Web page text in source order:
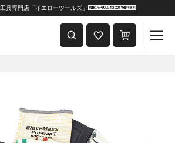
まして
具専門店「イエローツールズ」